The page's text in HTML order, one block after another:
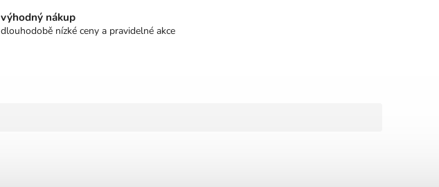
výhodný nákup
dlouhodobě nízké ceny a pravidelné akce